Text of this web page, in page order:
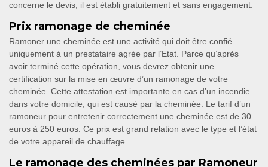
concerne le devis, il est établi gratuitement et sans engagement.
Prix ramonage de cheminée
Ramoner une cheminée est une activité qui doit être confié
uniquement à un prestataire agrée par l’Etat. Parce qu’après
avoir terminé cette opération, vous devrez obtenir une
certification sur la mise en œuvre d’un ramonage de votre
cheminée. Cette attestation est importante en cas d’un incendie
dans votre domicile, qui est causé par la cheminée. Le tarif d’un
ramoneur pour entretenir correctement une cheminée est de 30
euros à 250 euros. Ce prix est grand relation avec le type et l’état
de votre appareil de chauffage.
Le ramonage des cheminées par Ramoneur